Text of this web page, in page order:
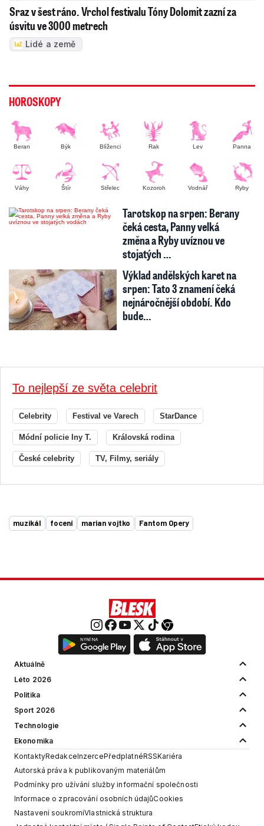
Sraz v šest ráno. Vrchol festivalu Tóny Dolomit zazní za
úsvitu ve 3000 metrech
Lidé a země
HOROSKOPY
Beran Býk Blíženci Rak Lev Panna
Váhy Štír Střelec Kozoroh Vodnář Ryby
Tarotskop na srpen: Berany
čeká cesta, Panny velká
změna a Ryby uvíznou ve
stojatých …
Výklad andělských karet na
srpen: Tato 3 znamení čeká
nejnáročnější období. Kdo
bude…
To nejlepší ze světa celebrit
Celebrity Festival ve Varech StarDance
Módní policie Iny T. Královská rodina
České celebrity TV, Filmy, seriály
muzikál focení marian vojtko Fantom Opery
Aktuálně
Léto 2026
Politika
Sport 2026
Technologie
Ekonomika
KontaktyRedakceInzercePředplatnéRSSKariéra
Autorská práva k publikovaným materiálům
Podmínky pro užívání služby informační společnosti
Informace o zpracování osobních údajůCookies
Nastavení soukromíVlastnická struktura